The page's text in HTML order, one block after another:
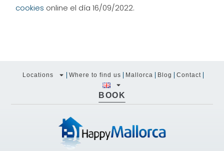
cookies online el día 16/09/2022.
Locations Where to find us Mallorca Blog Contact
BOOK